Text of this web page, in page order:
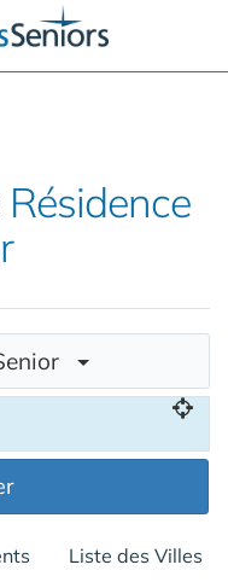
Résidence
Liste des Villes